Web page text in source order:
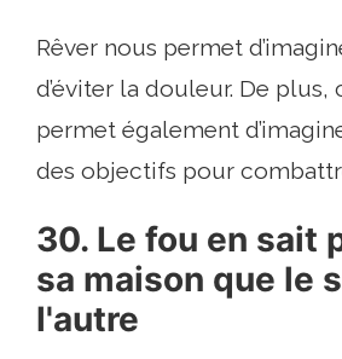
Rêver nous permet
d’éviter la douleur. De plus,
permet également
des objectifs pour
30. Le fou en sait
sa maison que le
l'autre